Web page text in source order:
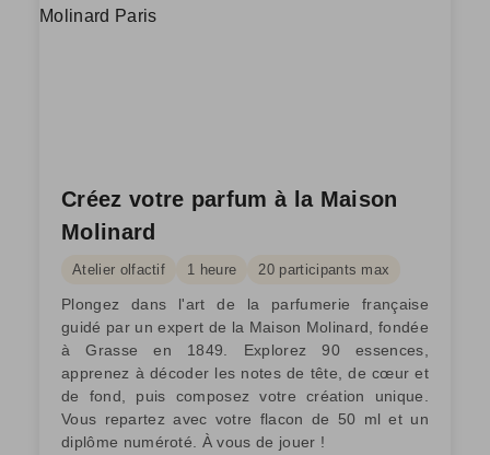
Créez votre parfum à la Maison
Molinard
Atelier olfactif 1 heure 20 participants max
Plongez dans l'art de la parfumerie française
guidé par un expert de la Maison Molinard, fondée
à Grasse en 1849. Explorez 90 essences,
apprenez à décoder les notes de tête, de cœur et
de fond, puis composez votre création unique.
Vous repartez avec votre flacon de 50 ml et un
diplôme numéroté. À vous de jouer !